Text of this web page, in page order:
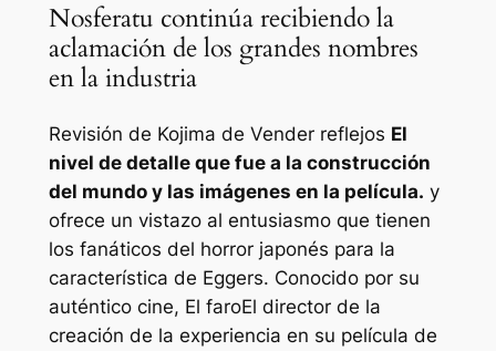
Nosferatu continúa recibiendo la
aclamación de los grandes nombres
en la industria
Revisión de Kojima de Venderreflejos El
nivel de detalle que fue a la construcción
del mundo y las imágenes en la película. y
ofrece un vistazo al entusiasmo que tienen
los fanáticos del horror japonés para la
característica de Eggers. Conocido por su
auténtico cine, El faroEl director de la
creación de la experiencia en su película de